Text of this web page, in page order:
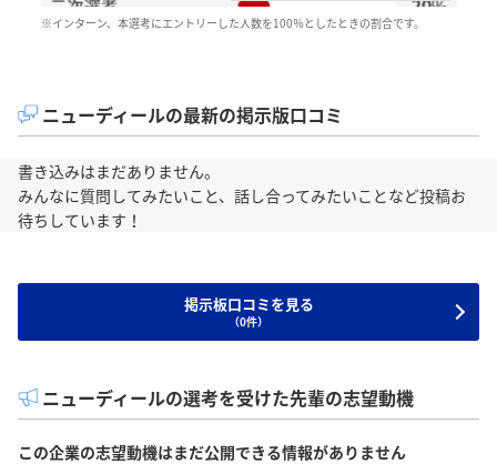
※インターン、本選考にエントリーした人数を100％としたときの割合です。
ニューディールの最新の掲示版口コミ
書き込みはまだありません。
みんなに質問してみたいこと、話し合ってみたいことなど投稿お
待ちしています！
掲示板口コミを見る
（0件）
ニューディールの選考を受けた先輩の志望動機
この企業の志望動機はまだ公開できる情報がありません